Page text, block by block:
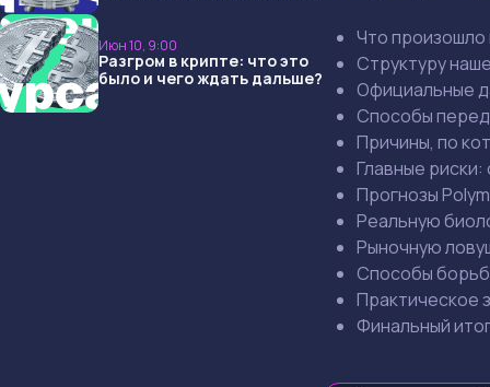
Июн 10, 9:00
Разгром в крипте: что это
было и чего ждать дальше?
Что произошло
Структуру
Официальные
Способы
Причины, по
Главные
Прогнозы
Реальную
Рыночную
Способы
Практическое
Финальный